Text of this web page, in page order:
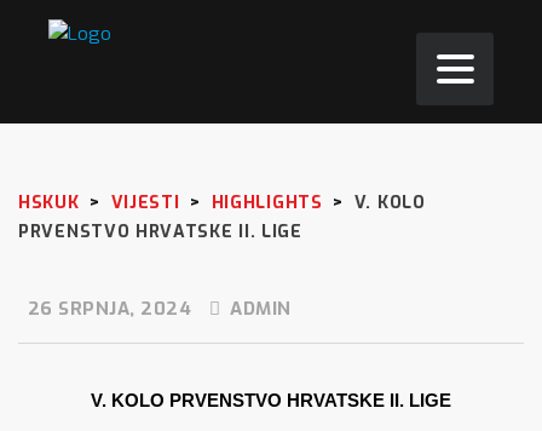
HSKUK > VIJESTI > HIGHLIGHTS > V. KOLO
PRVENSTVO HRVATSKE II. LIGE
26 SRPNJA, 2024 ADMIN
V. KOLO PRVENSTVO HRVATSKE II. LIGE